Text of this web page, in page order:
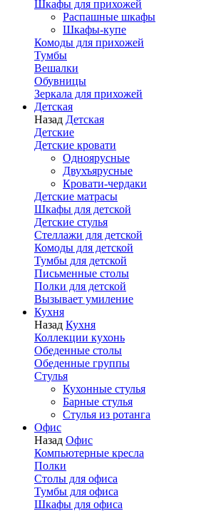
Шкафы для прихожей
Распашные шкафы
Шкафы-купе
Комоды для прихожей
Тумбы
Вешалки
Обувницы
Зеркала для прихожей
Детская
Назад Детская
Детские
Детские кровати
Одноярусные
Двухъярусные
Кровати-чердаки
Детские матрасы
Шкафы для детской
Детские стулья
Стеллажи для детской
Комоды для детской
Тумбы для детской
Письменные столы
Полки для детской
Вызывает умиление
Кухня
Назад Кухня
Коллекции кухонь
Обеденные столы
Обеденные группы
Стулья
Кухонные стулья
Барные стулья
Стулья из ротанга
Офис
Назад Офис
Компьютерные кресла
Полки
Столы для офиса
Тумбы для офиса
Шкафы для офиса